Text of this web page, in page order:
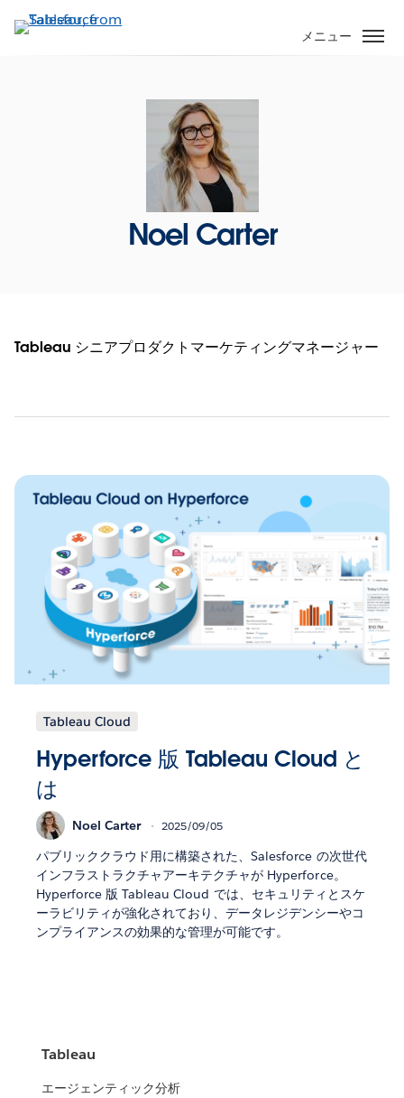
イ
メニュー
Noel Carter
Tableau シニアプロダクトマーケティングマネージャー
Tableau Cloud
Hyperforce 版 Tableau Cloud と
は
Noel Carter 2025/09/05
パブリッククラウド用に構築された、Salesforce の次世代
インフラストラクチャアーキテクチャが Hyperforce。
Hyperforce 版 Tableau Cloud では、セキュリティとスケ
ーラビリティが強化されており、データレジデンシーやコ
ンプライアンスの効果的な管理が可能です。
Tableau
エージェンティック分析